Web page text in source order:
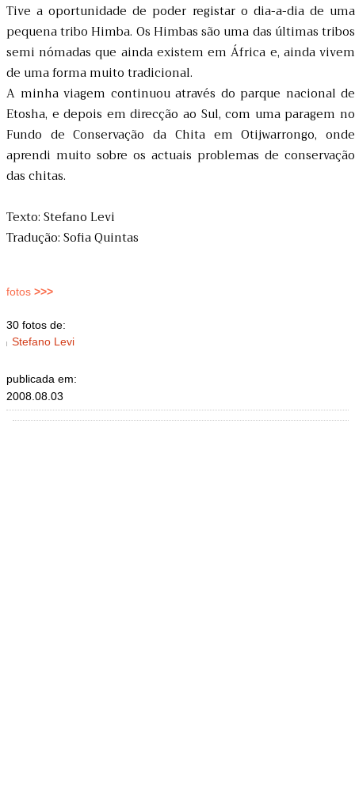
Tive a oportunidade de poder registar o dia-a-dia de uma
pequena tribo Himba. Os Himbas são uma das últimas tribos
semi nómadas que ainda existem em África e, ainda vivem
de uma forma muito tradicional.
A minha viagem continuou através do parque nacional de
Etosha, e depois em direcção ao Sul, com uma paragem no
Fundo de Conservação da Chita em Otijwarrongo, onde
aprendi muito sobre os actuais problemas de conservação
das chitas.
Texto: Stefano Levi
Tradução: Sofia Quintas
fotos >>>
30 fotos de:
Stefano Levi
publicada em:
2008.08.03